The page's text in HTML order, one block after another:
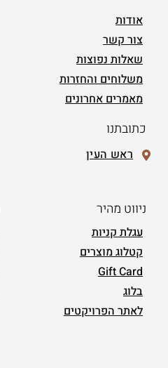
אודות
צור קשר
שאלות נפוצות
משלוחים והחזרות
מאמרים אחרונים
כתובתנו
ראש העין
ניווט מהיר
עגלת קניות
קטלוג מוצרים
Gift Card
בלוג
לאתר הפרויקטים